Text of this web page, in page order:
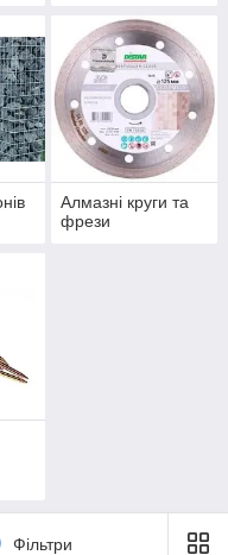
затіняюча
Алмазні круги та
фрези
Фільтри